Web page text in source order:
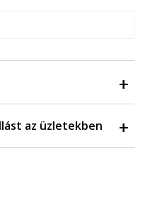
az üzletekben